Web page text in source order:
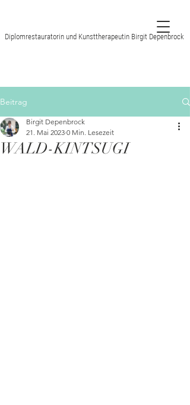
Diplomrestauratorin und Kunsttherapeutin Birgit Depenbrock
Beitrag
WALD-KINTSUGI
Birgit Depenbrock
21. Mai 2023 0 Min. Lesezeit